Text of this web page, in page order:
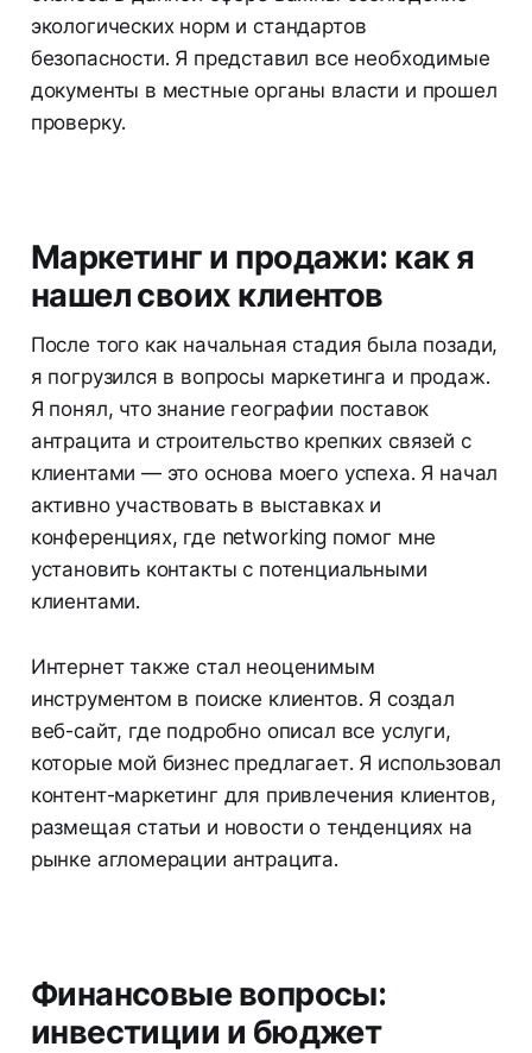
экологических норм и стандартов
безопасности. Я представил все необходимые
документы в местные органы власти и прошел
проверку.
Маркетинг и продажи: как я
нашел своих клиентов
После того как начальная стадия была позади,
я погрузился в вопросы маркетинга и продаж.
Я понял, что знание географии поставок
антрацита и строительство крепких связей с
клиентами — это основа моего успеха. Я начал
активно участвовать в выставках и
конференциях, где networking помог мне
установить контакты с потенциальными
клиентами.
Интернет также стал неоценимым
инструментом в поиске клиентов. Я создал
веб-сайт, где подробно описал все услуги,
которые мой бизнес предлагает. Я использовал
контент-маркетинг для привлечения клиентов,
размещая статьи и новости о тенденциях на
рынке агломерации антрацита.
Финансовые вопросы:
инвестиции и бюджет